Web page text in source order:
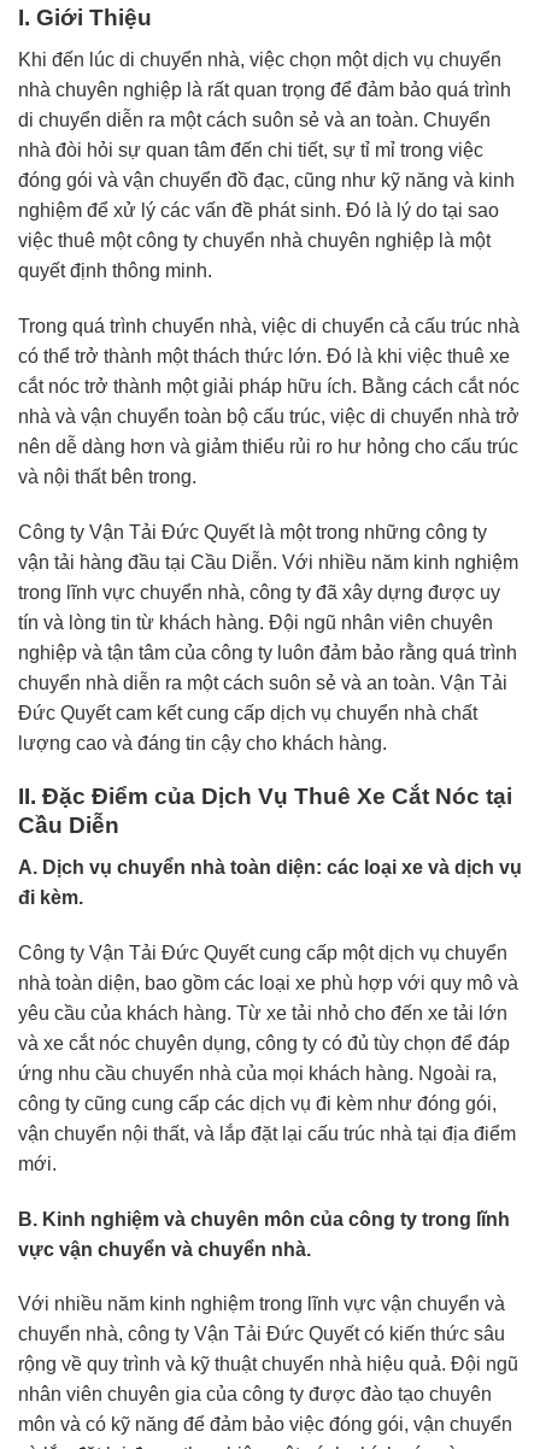
I. Giới Thiệu
Khi đến lúc di chuyển nhà, việc chọn một dịch vụ chuyển
nhà chuyên nghiệp là rất quan trọng để đảm bảo quá trình
di chuyển diễn ra một cách suôn sẻ và an toàn. Chuyển
nhà đòi hỏi sự quan tâm đến chi tiết, sự tỉ mỉ trong việc
đóng gói và vận chuyển đồ đạc, cũng như kỹ năng và kinh
nghiệm để xử lý các vấn đề phát sinh. Đó là lý do tại sao
việc thuê một công ty chuyển nhà chuyên nghiệp là một
quyết định thông minh.
Trong quá trình chuyển nhà, việc di chuyển cả cấu trúc nhà
có thể trở thành một thách thức lớn. Đó là khi việc thuê xe
cắt nóc trở thành một giải pháp hữu ích. Bằng cách cắt nóc
nhà và vận chuyển toàn bộ cấu trúc, việc di chuyển nhà trở
nên dễ dàng hơn và giảm thiểu rủi ro hư hỏng cho cấu trúc
và nội thất bên trong.
Công ty Vận Tải Đức Quyết là một trong những công ty
vận tải hàng đầu tại Cầu Diễn. Với nhiều năm kinh nghiệm
trong lĩnh vực chuyển nhà, công ty đã xây dựng được uy
tín và lòng tin từ khách hàng. Đội ngũ nhân viên chuyên
nghiệp và tận tâm của công ty luôn đảm bảo rằng quá trình
chuyển nhà diễn ra một cách suôn sẻ và an toàn. Vận Tải
Đức Quyết cam kết cung cấp dịch vụ chuyển nhà chất
lượng cao và đáng tin cậy cho khách hàng.
II. Đặc Điểm của Dịch Vụ Thuê Xe Cắt Nóc tại
Cầu Diễn
A. Dịch vụ chuyển nhà toàn diện: các loại xe và dịch vụ
đi kèm.
Công ty Vận Tải Đức Quyết cung cấp một dịch vụ chuyển
nhà toàn diện, bao gồm các loại xe phù hợp với quy mô và
yêu cầu của khách hàng. Từ xe tải nhỏ cho đến xe tải lớn
và xe cắt nóc chuyên dụng, công ty có đủ tùy chọn để đáp
ứng nhu cầu chuyển nhà của mọi khách hàng. Ngoài ra,
công ty cũng cung cấp các dịch vụ đi kèm như đóng gói,
vận chuyển nội thất, và lắp đặt lại cấu trúc nhà tại địa điểm
mới.
B. Kinh nghiệm và chuyên môn của công ty trong lĩnh
vực vận chuyển và chuyển nhà.
Với nhiều năm kinh nghiệm trong lĩnh vực vận chuyển và
chuyển nhà, công ty Vận Tải Đức Quyết có kiến thức sâu
rộng về quy trình và kỹ thuật chuyển nhà hiệu quả. Đội ngũ
nhân viên chuyên gia của công ty được đào tạo chuyên
môn và có kỹ năng để đảm bảo việc đóng gói, vận chuyển